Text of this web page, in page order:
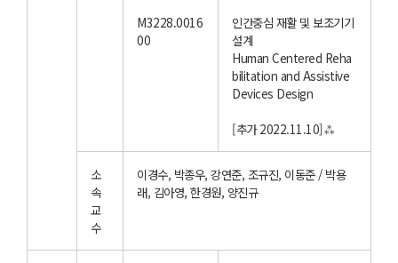
M3228.0016
00
인간중심 재활 및 보조기기
설계
Human Centered Reha
bilitation and Assistive
Devices Design
[추가 2022.11.10]⁂
소
속
교
수
이경수, 박종우, 강연준, 조규진, 이동준 / 박용
래, 김아영, 한경원, 양진규